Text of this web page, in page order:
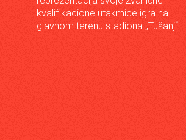
kvalifikacione utakmice igra na
glavnom terenu stadiona „Tušanj“.